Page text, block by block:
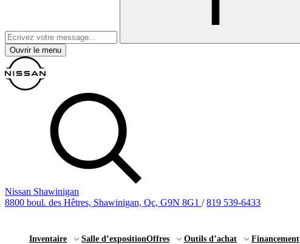
Ouvrir le menu
Nissan Shawinigan
8800 boul. des Hêtres, Shawinigan, Qc, G9N 8G1 / 819 539-6433
Inventaire Salle d’expositionOffres Outils d’achat Financement